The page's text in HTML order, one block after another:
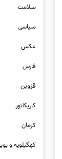
سلامت
سیاسی
عکس
فارس
قزوین
کاریکاتور
کرمان
کهگیلویه و